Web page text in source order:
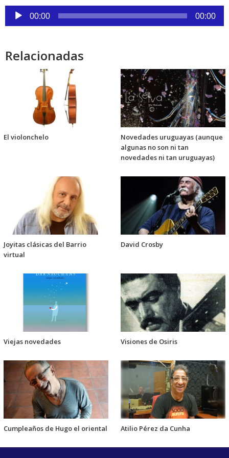
audio
Reproductor
de
00:00 00:00
Relacionadas
El violonchelo
Novedades uruguayas (aunque
algunas no son ni tan
novedades ni tan uruguayas)
Joyitas clásicas del Barrio
virtual
David Crosby
Viejas novedades Visiones de Osiris
Cumpleaños de Hugo el oriental Atilio Pérez da Cunha